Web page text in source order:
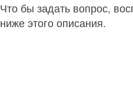
Что бы задать вопрос,
ниже этого описания.